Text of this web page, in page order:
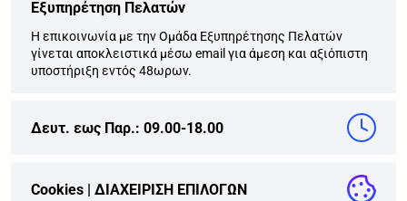
Εξυπηρέτηση Πελατών
Η επικοινωνία με την Ομάδα Εξυπηρέτησης Πελατών
γίνεται αποκλειστικά μέσω email για άμεση και αξιόπιστη
υποστήριξη εντός 48ωρων.
Δευτ. εως Παρ.: 09.00-18.00
Cookies | ΔΙΑΧΕΙΡΙΣΗ ΕΠΙΛΟΓΩΝ